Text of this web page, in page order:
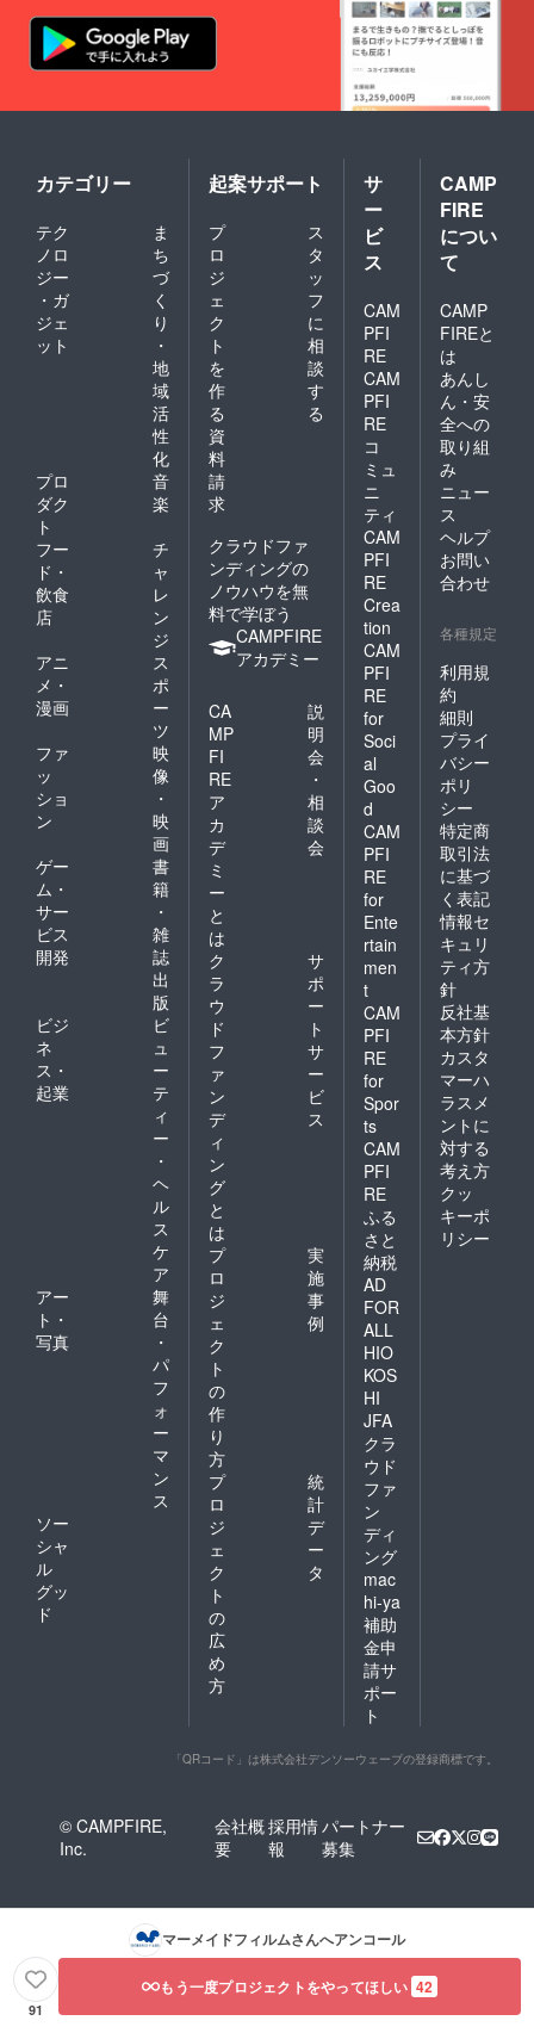
カテゴリー
テク
ノロ
ジー
・ガ
ジェ
ット
ま
ち
づ
く
り
・
地
域
活
性
化
プロ
ダク
ト
音
楽
フー
ド・
飲食
店
チ
ャ
レ
ン
ジ
アニ
メ・
漫画
ス
ポ
ー
ツ
ファ
ッ
ショ
ン
映
像
・
映
画
ゲー
ム・
サー
ビス
開発
書
籍
・
雑
誌
出
版
ビジ
ネ
ス・
起業
ビ
ュ
ー
テ
ィ
ー
・
ヘ
ル
ス
ケ
ア
アー
ト・
写真
舞
台
・
パ
フ
ォ
ー
マ
ン
ス
ソー
シャ
ル
グッ
ド
起案サポート
プ
ロ
ジ
ェ
ク
ト
を
作
る
ス
タ
ッ
フ
に
相
談
す
る
資
料
請
求
クラウドファ
ンディングの
ノウハウを無
料で学ぼう
CAMPFIRE
アカデミー
CA
MP
FI
RE
ア
カ
デ
ミ
ー
と
は
説
明
会
・
相
談
会
ク
ラ
ウ
ド
フ
ァ
ン
デ
ィ
ン
グ
と
は
サ
ポ
ー
ト
サ
ー
ビ
ス
プ
ロ
ジ
ェ
ク
ト
の
作
り
方
実
施
事
例
プ
ロ
ジ
ェ
ク
ト
の
広
め
方
統
計
デ
ー
タ
サ
ー
ビ
ス
CAM
PFI
RE
CAM
PFI
RE
コ
ミュ
ニ
ティ
CAM
PFI
RE
Crea
tion
CAM
PFI
RE
for
Soci
al
Goo
d
CAM
PFI
RE
for
Ente
rtain
men
t
CAM
PFI
RE
for
Spor
ts
CAM
PFI
RE
ふる
さと
納税
AD
FOR
ALL
HIO
KOS
HI
JFA
クラ
ウド
ファ
ン
ディ
ング
mac
hi-ya
補助
金申
請サ
ポー
ト
CAMP
FIRE
につい
て
CAMP
FIREと
は
あんし
ん・安
全への
取り組
み
ニュー
ス
ヘルプ
お問い
合わせ
各種規定
利用規
約
細則
プライ
バシー
ポリ
シー
特定商
取引法
に基づ
く表記
情報セ
キュリ
ティ方
針
反社基
本方針
カスタ
マーハ
ラスメ
ントに
対する
考え方
クッ
キーポ
リシー
「QRコード」は株式会社デンソーウェーブの登録商標です。
© CAMPFIRE,
Inc.
会社概
要
採用情
報
パートナー
募集
マーメイドフィルムさんへアンコール
91
もう一度プロジェクトをやってほしい 42